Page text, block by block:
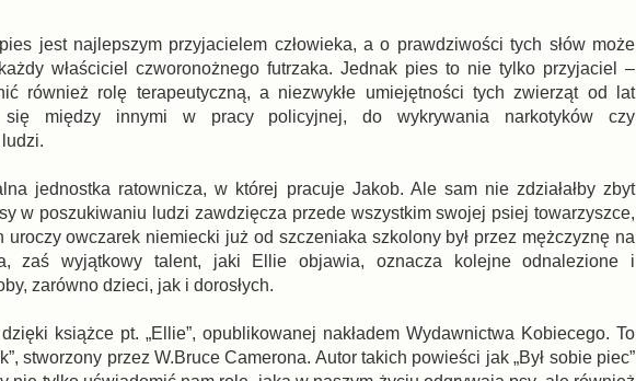
jest najlepszym przyjacielem człowieka, a o prawdziwości tych słów może
właściciel czworonożnego futrzaka. Jednak pies to nie tylko przyjaciel –
również rolę terapeutyczną, a niezwykłe umiejętności tych zwierząt od lat
się między innymi w pracy policyjnej, do wykrywania narkotyków czy
jednostka ratownicza, w której pracuje Jakob. Ale sam nie zdziałałby zbyt
w poszukiwaniu ludzi zawdzięcza przede wszystkim swojej psiej towarzyszce,
uroczy owczarek niemiecki już od szczeniaka szkolony był przez mężczyznę na
zaś wyjątkowy talent, jaki Ellie objawia, oznacza kolejne odnalezione i
zarówno dzieci, jak i dorosłych.
książce pt. „Ellie”, opublikowanej nakładem Wydawnictwa Kobiecego. To
stworzony przez W.Bruce Camerona. Autor takich powieści jak „Był sobie piec”